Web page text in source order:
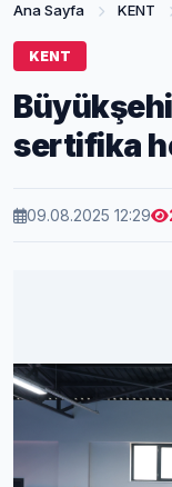
Ana Sayfa KENT
KENT
sertifika
09.08.2025 12:29